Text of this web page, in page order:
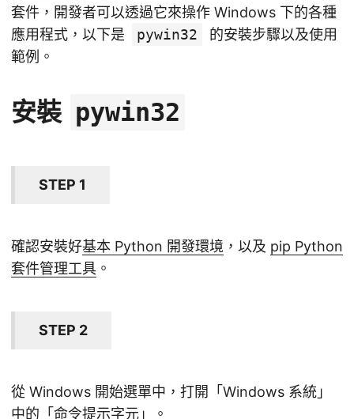
套件，開發者可以透過它來操作 Windows 下的各種
應用程式，以下是
pywin32
的安裝步驟以及使用
範例。
安裝 pywin32
STEP 1
確認安裝好基本 Python 開發環境 ，以及 pip Python
套件管理工具 。
STEP 2
從 Windows 開始選單中，打開「Windows 系統」
中的「命令提示字元」。